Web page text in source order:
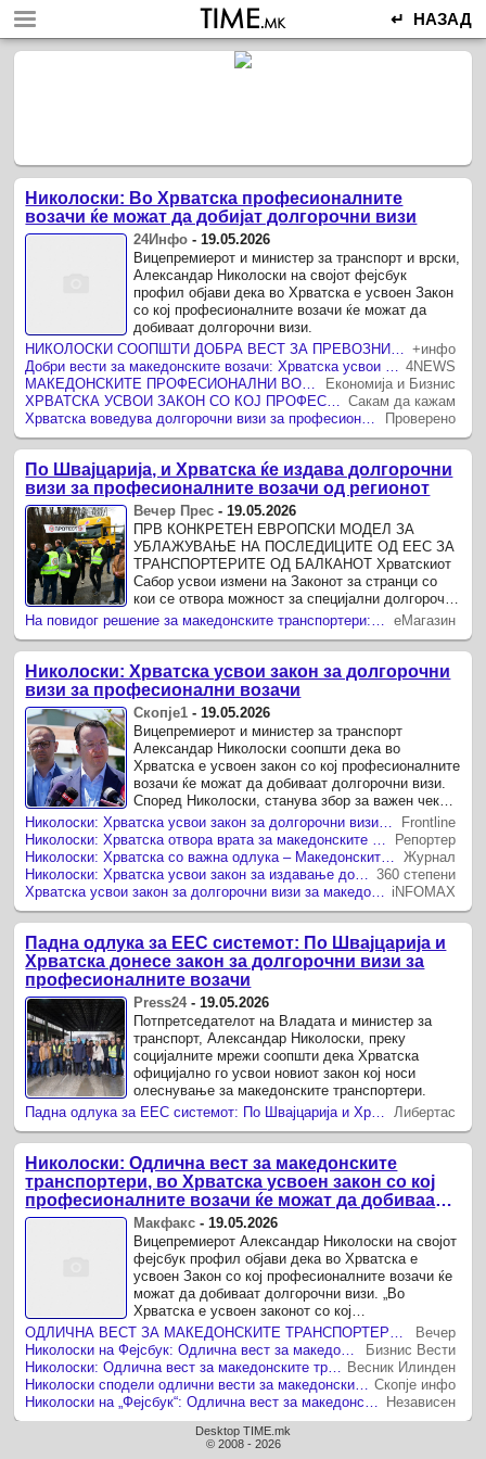
↵ НАЗАД
Николоски: Во Хрватска професионалните
возачи ќе можат да добијат долгорочни визи
24Инфо - 19.05.2026
Вицепремиерот и министер за транспорт и врски,
Александар Николоски на својот фејсбук
профил објави дека во Хрватска е усвоен Закон
со кој професионалните возачи ќе можат да
добиваат долгорочни визи.
+инфо
4NEWS
Економија и Бизнис
Сакам да кажам
Проверено
По Швајцарија, и Хрватска ќе издава долгорочни
визи за професионалните возачи од регионот
Вечер Прес - 19.05.2026
ПРВ КОНКРЕТЕН ЕВРОПСКИ МОДЕЛ ЗА
УБЛАЖУВАЊЕ НА ПОСЛЕДИЦИТЕ ОД ЕЕС ЗА
ТРАНСПОРТЕРИТЕ ОД БАЛКАНОТ Хрватскиот
Сабор усвои измени на Законот за странци со
кои се отвора можност за специјални долгорочни
визи за професионалните возачи од регионот.
еМагазин
Николоски: Хрватска усвои закон за долгорочни
визи за професионални возачи
Скопје1 -19.05.2026
Вицепремиерот и министер за транспорт
Александар Николоски соопшти дека во
Хрватска е усвоен закон со кој професионалните
возачи ќе можат да добиваат долгорочни визи.
Според Николоски, станува збор за важен чекор
во решавањето на проблемите што се ...
Николоски: Хрватска усвои закон за долгорочни визи за професионалните возачи
Frontline
Николоски: Хрватска отвора врата за македонските возачи: Усвоен закон за долгорочни визи
Репортер
Николоски: Хрватска со важна одлука – Македонските камионџии добиваат визи за долгорочен престој во ЕУ
Журнал
Николоски: Хрватска усвои закон за издавање долгорочни визи за професионалните возачи 360 степени
Хрватска усвои закон за долгорочни визи за македонските камионџии iNFOMAX
Падна одлука за ЕЕС системот: По Швајцарија и
Хрватска донесе закон за долгорочни визи за
професионалните возачи
Press24-19.05.2026
Потпретседателот на Владата и министер за
транспорт, Александар Николоски, преку
социјалните мрежи соопшти дека Хрватска
официјално го усвои новиот закон кој носи
олеснување за македонските транспортери.
Падна одлука за ЕЕС системот: По Швајцарија и Хрватска донесе закон за долгорочни визи за професионалните возачи
Либертас
Николоски: Одлична вест за македонските
транспортери, во Хрватска усвоен закон со кој
професионалните возачи ќе можат да добиваат
долгорочни визи
Макфакс -19.05.2026
Вицепремиерот Александар Николоски на својот
фејсбук профил објави дека во Хрватска е
усвоен Закон со кој професионалните возачи ќе
можат да добиваат долгорочни визи. „Во
Хрватска е усвоен законот со кој
професионалните возачи ќе можат да добиваат
...
ОДЛИЧНА ВЕСТ ЗА МАКЕДОНСКИТЕ ТРАНСПОРТЕРИ, објави министерот Николоски
Вечер
Николоски на Фејсбук: Одлична вест за македонските транспортери
Бизнис Вести
Николоски: Одлична вест за македонските транспортери Весник Илинден
Николоски сподели одлични вести за македонските транспортери во врска со визите Скопје инфо
Николоски на „Фејсбук“: Одлична вест за македонските транспортери
Независен
Desktop TIME.mk
© 2008 - 2026